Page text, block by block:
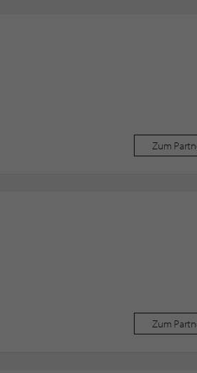
Zum
Zum